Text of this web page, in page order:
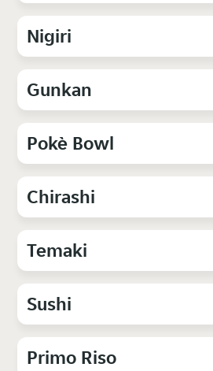
Nigiri
Gunkan
Pokè Bowl
Chirashi
Temaki
Sushi
Primo Riso